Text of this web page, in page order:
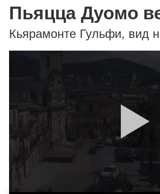
Пьяцца Дуомо
Кьярамонте Гульфи, вид